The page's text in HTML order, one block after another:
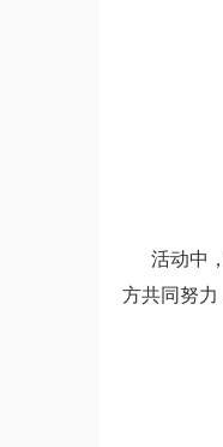
活动中，
方共同努力